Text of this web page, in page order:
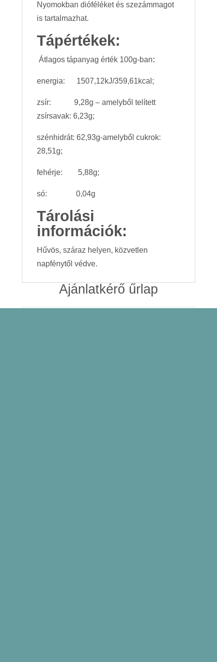
Nyomokban dióféléket és szezámmagot
is tartalmazhat.
Tápértékek:
Átlagos tápanyag érték 100g-ban:
energia: 1507,12kJ/359,61kcal;
zsír: 9,28g – amelyből telített
zsírsavak: 6,23g;
szénhidrát: 62,93g-amelyből cukrok:
28,51g;
fehérje: 5,88g;
só: 0,04g
Tárolási
információk:
Hűvös, száraz helyen, közvetlen
napfénytől védve.
Ajánlatkérő űrlap